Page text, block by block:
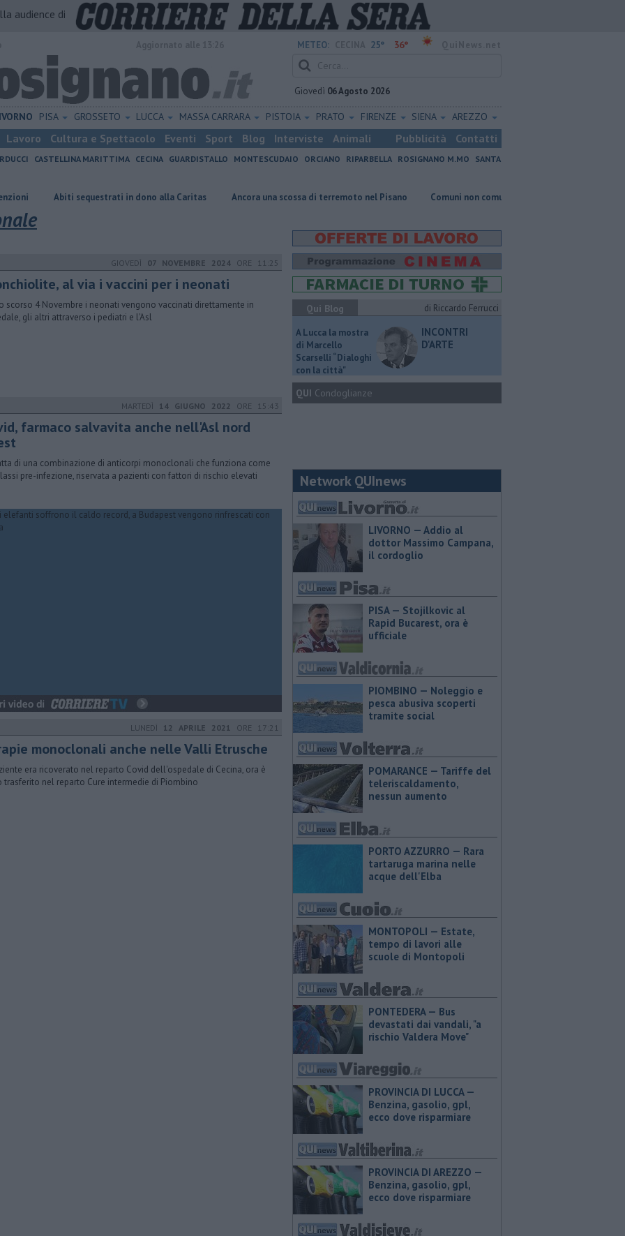
audience di
METEO: 25° 36°
Giovedì 06 Agosto 2026
PISA GROSSETO LUCCA MASSA CARRARA PISTOIA PRATO FIRENZE SIENA AREZZO
Lavoro Cultura e Spettacolo Eventi Sport Blog Interviste Animali Pubblicità Contatti
CASTELLINA MARITTIMA CECINA GUARDISTALLO MONTESCUDAIO ORCIANO RIPARBELLA ROSIGNANO M.MO
SANTA
Abiti sequestrati in dono alla Caritas Ancora una scossa di terremoto nel Pisano Comuni non comuni, preferite le casette di Vada
GIOVEDÌ 07 NOVEMBRE 2024 ORE 11:25
al via i vaccini per i neonati
scorso 4 Novembre i neonati vengono vaccinati direttamente in
gli altri attraverso i pediatri e l'Asl
MARTEDÌ 14 GIUGNO 2022 ORE 15:43
farmaco salvavita anche nell'Asl nord
di una combinazione di anticorpi monoclonali che funziona come
pre-infezione, riservata a pazienti con fattori di rischio elevati
LUNEDÌ 12 APRILE 2021 ORE 17:21
monoclonali anche nelle Valli Etrusche
era ricoverato nel reparto Covid dell'ospedale di Cecina, ora è
trasferito nel reparto Cure intermedie di Piombino
Qui Blog di Riccardo Ferrucci
A Lucca la mostra
di Marcello
Scarselli “Dialoghi
con la città"
INCONTRI
D'ARTE
QUI Condoglianze
Network QUInews
LIVORNO — Addio al
dottor Massimo Campana,
il cordoglio
PISA — Stojilkovic al
Rapid Bucarest, ora è
ufficiale
PIOMBINO — Noleggio e
pesca abusiva scoperti
tramite social
POMARANCE — Tariffe del
teleriscaldamento,
nessun aumento
PORTO AZZURRO — Rara
tartaruga marina nelle
acque dell'Elba
MONTOPOLI — Estate,
tempo di lavori alle
scuole di Montopoli
PONTEDERA — Bus
devastati dai vandali, "a
rischio Valdera Move"
PROVINCIA DI LUCCA — ​
Benzina, gasolio, gpl,
ecco dove risparmiare
PROVINCIA DI AREZZO — ​
Benzina, gasolio, gpl,
ecco dove risparmiare